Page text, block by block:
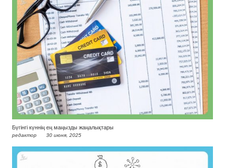
Бүгінгі күннің ең маңызды жаңалықтары
редактор 30 июня, 2025